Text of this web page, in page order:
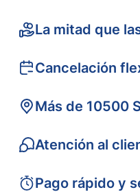
La mitad que
Cancelación
Más de 10500
Atención al
Pago rápido y